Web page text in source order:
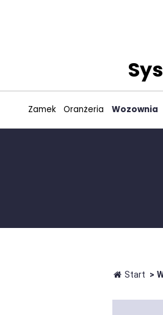
Zamek Oranżeria Wozownia
Start >